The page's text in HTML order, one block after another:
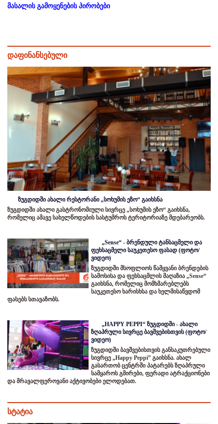
მასალის გამოყენების პირობები
დაფინანსებული
ზუგდიდში ახალი რესტორანი „სოხუმის ეზო“ გაიხსნა
ზუგდიდში ახალი გასტრონომიული სივრცე „სოხუმის ეზო“ გაიხსნა,
რომელიც ამავე სახელწოდების სასტუმროს ტერიტორიაზე მდებარეობს.
„Sense“ - ბრენდული ტანსაცმელი და
ფეხსაცმელი საუკეთესო ფასად (ფოტო/
ვიდეო)
ზუგდიდში მსოფლიოს წამყვანი ბრენდების
სამოსისა და ფეხსაცმლის მაღაზია „Sense“
გაიხსნა, რომელიც მომხმარებლებს
საუკეთესო ხარისხსა და ხელმისაწვდომ
ფასებს სთავაზობს.
„HAPPY PEPPI“ ზუგდიდში - ახალი
ზღაპრული სივრცე ბავშვებისთვის (ფოტო/
ვიდეო)
ზუგდიდში ბავშვებისთვის განსაკუთრებული
სივრცე „Happy Peppi” გაიხსნა. ახალ
გასართობ ცენტრში პატარებს ზღაპრული
სამყაროს გმირები, ფერადი ატრაქციონები
და მრავალფეროვანი აქტივობები ელოდებათ.
სტატია